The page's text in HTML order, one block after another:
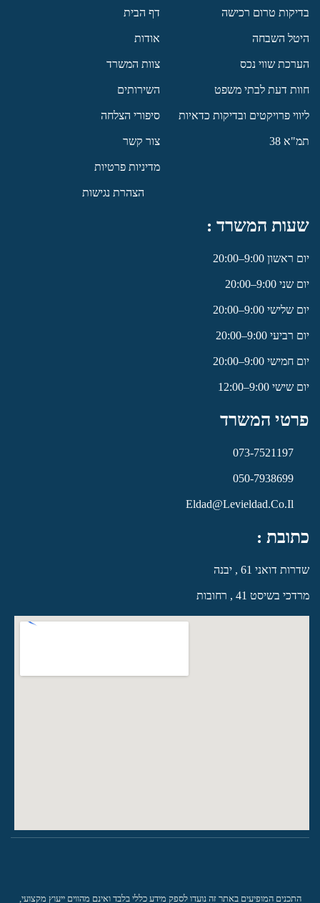
בדיקות טרום רכישה
היטל השבחה
הערכת שווי נכס
חוות דעת לבתי משפט
ליווי פרויקטים ובדיקות כדאיות
תמ"א 38
דף הבית
אודות
צוות המשרד
השירותים
סיפורי הצלחה
צור קשר
מדיניות פרטיות
הצהרת נגישות
שעות המשרד :
יום ראשון 9:00–20:00
יום שני 9:00–20:00
יום שלישי 9:00–20:00
יום רביעי 9:00–20:00
יום חמישי 9:00–20:00
יום שישי 9:00–12:00
פרטי המשרד
073-7521197
050-7938699
Eldad@levieldad.co.il
כתובת :
שדרות דואני 61 , יבנה
מרדכי בשיסט 41 , רחובות
התכנים המופיעים באתר זה נועדו לספק מידע כללי בלבד ואינם מהווים ייעוץ מקצועי,